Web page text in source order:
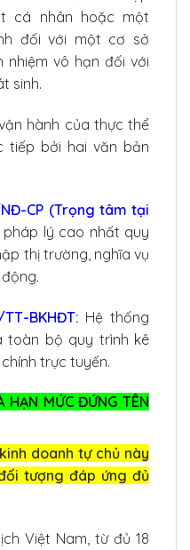
cá nhân hoặc một
đối với một cơ sở
nhiệm vô hạn đối với
sinh.
hành của thực thể
tiếp bởi hai văn bản
CP (Trọng tâm tại
pháp lý cao nhất quy
thị trường, nghĩa vụ
BKHĐT: Hệ thống
toàn bộ quy trình kê
trực tuyến.
HẠN MỨC ĐỨNG TÊN
doanh tự chủ này
tượng đáp ứng đủ
Việt Nam, từ đủ 18